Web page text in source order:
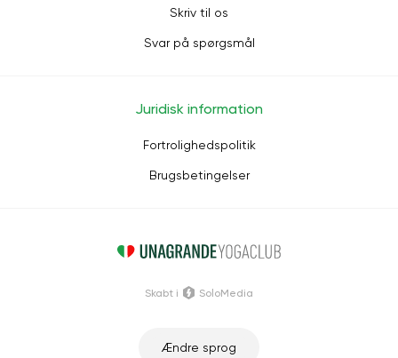
Skriv til os
Svar på spørgsmål
Juridisk information
Fortrolighedspolitik
Brugsbetingelser
Ændre sprog
Skabt i SoloMedia